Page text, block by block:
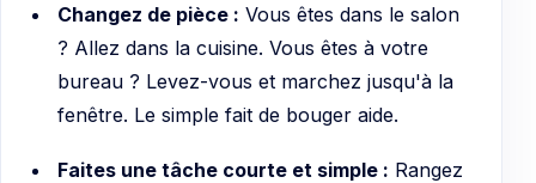
Changez de pièce : Vous êtes dans le salon
? Allez dans la cuisine. Vous êtes à votre
bureau ? Levez-vous et marchez jusqu'à la
fenêtre. Le simple fait de bouger aide.
Faites une tâche courte et simple : Rangez